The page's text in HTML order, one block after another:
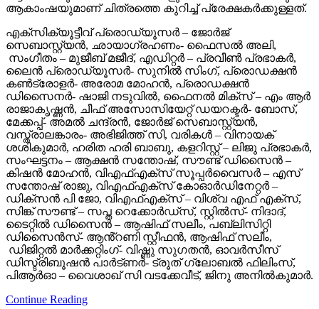
എക്സിക്യൂട്ടീവ് പ്രൊഡ്യൂസർ – ജോർജ്
സെബാസ്റ്റ്യൻ, ഛായാഗ്രഹണം- ഫൈസൽ അലി,
സംഗീതം – മുജീബ് മജീദ്, എഡിറ്റർ – പ്രവീൺ പ്രഭാകർ,
ലൈൻ പ്രൊഡ്യൂസർ- സുനിൽ സിംഗ്, പ്രൊഡക്ഷൻ
കൺട്രോളർ- അരോമ മോഹൻ, പ്രൊഡക്ഷൻ
ഡിസൈനർ- ഷാജി നടുവിൽ, ഫൈനൽ മിക്സ് – എം ആർ
രാജാകൃഷ്ണൻ, ചീഫ് അസോസിയേറ്റ് ഡയറക്ടർ- ബോസ്,
മേക്കപ്പ്- അമൽ ചന്ദ്രൻ, ജോർജ് സെബാസ്റ്റ്യൻ,
വസ്ത്രാലങ്കാരം- അഭിജിത്ത് സി, വരികൾ – വിനായക്
ശശികുമാർ, ഹരിത ഹരി ബാബു, കളറിസ്റ്റ് – ലിജു പ്രഭാകർ,
സംഘട്ടനം – ആക്ഷൻ സന്തോഷ്, സൗണ്ട് ഡിസൈൻ –
കിഷൻ മോഹൻ, വിഎഫ്എക്സ് സൂപ്പർവൈസർ – എസ്
സന്തോഷ് രാജു, വിഎഫ്എക്സ് കോഓർഡിനേറ്റർ –
ഡിക്സൻ പി ജോ, വിഎഫ്എക്സ് – വിശ്വ എഫ് എക്സ്,
സിങ്ക് സൗണ്ട് – സപ്ത റെക്കോർഡ്സ്, സ്റ്റിൽസ്- നിദാദ്,
ടൈറ്റിൽ ഡിസൈൻ – ആഷിഫ് സലീം, പബ്ലിസിറ്റി
ഡിസൈൻസ്- ആൻ്റണി സ്റ്റീഫൻ, ആഷിഫ് സലീം,
ഡിജിറ്റൽ മാർക്കറ്റിംഗ്- വിഷ്ണു സുഗതൻ, ഓവർസീസ്
ഡിസ്ട്രിബൂഷൻ പാർട്ണർ- ട്രൂത് ഗ്ലോബൽ ഫിലിംസ്,
പിആർഓ – വൈശാഖ് സി വടക്കേവീട്, ജിനു അനിൽകുമാർ.
Continue Reading
Trending